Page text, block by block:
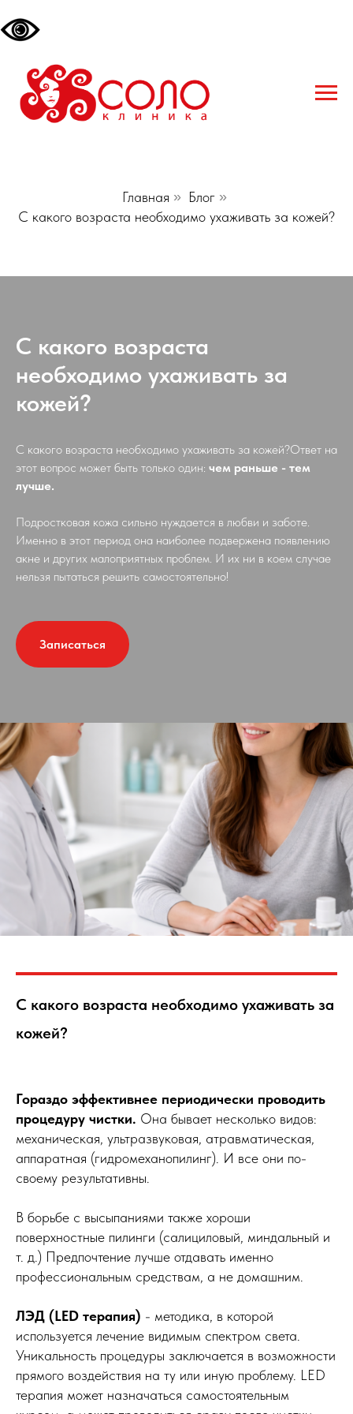
Главная » Блог »
С какого возраста необходимо ухаживать за кожей?
С какого возраста
необходимо ухаживать за
кожей?
С какого возраста необходимо ухаживать за кожей?Ответ на
этот вопрос может быть только один: чем раньше - тем
лучше.
Подростковая кожа сильно нуждается в любви и заботе.
Именно в этот период она наиболее подвержена появлению
акне и других малоприятных проблем. И их ни в коем случае
нельзя пытаться решить самостоятельно!
Записаться
С какого возраста необходимо ухаживать за
кожей?
Гораздо эффективнее периодически проводить
процедуру чистки. Она бывает несколько видов:
механическая, ультразвуковая, атравматическая,
аппаратная (гидромеханопилинг). И все они по-
своему результативны.
В борьбе с высыпаниями также хороши
поверхностные пилинги (салициловый, миндальный и
т. д.) Предпочтение лучше отдавать именно
профессиональным средствам, а не домашним.
ЛЭД (LED терапия) - методика, в которой
используется лечение видимым спектром света.
Уникальность процедуры заключается в возможности
прямого воздействия на ту или иную проблему. LED
терапия может назначаться самостоятельным